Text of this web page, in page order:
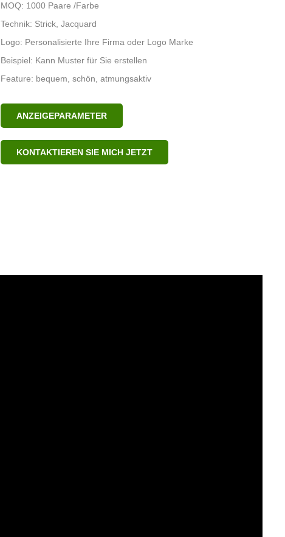
MOQ: 1000 Paare /Farbe
Technik: Strick, Jacquard
Logo: Personalisierte Ihre Firma oder Logo Marke
Beispiel: Kann Muster für Sie erstellen
Feature: bequem, schön, atmungsaktiv
ANZEIGEPARAMETER
KONTAKTIEREN SIE MICH JETZT